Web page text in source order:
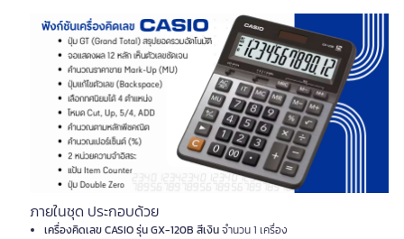
ภายในชุด ประกอบด้วย
เครื่องคิดเลข CASIO รุ่น GX-120B สีเงินจำนวน 1 เครื่อง